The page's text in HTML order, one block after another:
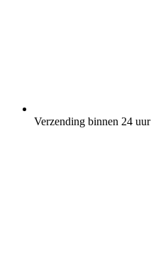
Verzending binnen 24 uur